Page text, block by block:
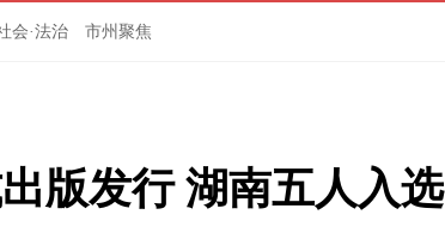
会·法治 市州聚焦
版发行 湖南五人入选